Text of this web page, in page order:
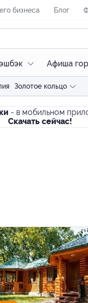
бизнеса Блог
Афиша
Золотое кольцо
- в мобильном
Скачать сейчас!